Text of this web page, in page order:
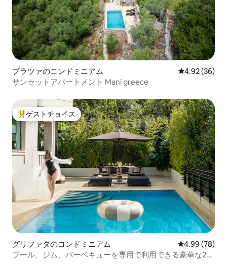
プラツァのコンドミニアム レビュー36
4.92 (36)
サンセットアパートメント Mani greece
大好評のゲストチョイスです。
ゲストチョイス
グリファダのコンドミニアム レビュー78
4.99 (78)
プール、ジム、バーベキューを専用で利用できる豪華な2寝